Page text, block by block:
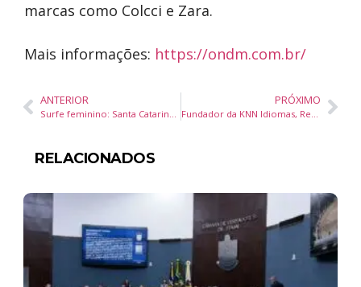
marcas como Colcci e Zara.
Mais informações: https://ondm.com.br/
ANTERIOR
Surfe feminino: Santa Catarina terá evento exclusivo para mulheres
PRÓXIMO
Fundador da KNN Idiomas, Reginaldo Boeira quer dobrar número de brasileiros fluentes em inglês em 10 anos
RELACIONADOS